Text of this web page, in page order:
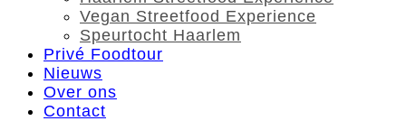
Vegan Streetfood Experience
Speurtocht Haarlem
Privé Foodtour
Nieuws
Over ons
Contact